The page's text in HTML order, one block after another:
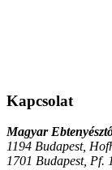
Kapcsolat
Magyar
1194 Budapest,
1701 Budapest, Pf.